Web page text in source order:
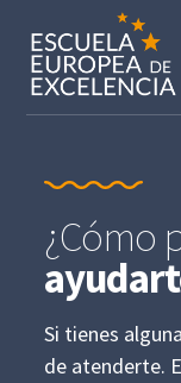
¿Cómo
Si tienes
de atenderte.